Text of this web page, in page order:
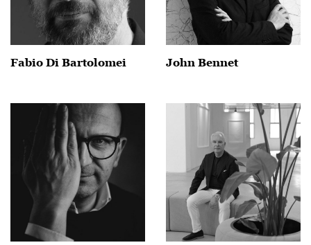
Fabio Di Bartolomei John Bennet